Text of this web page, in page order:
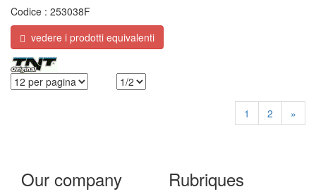
Codice : 253038F
vedere i prodotti equivalenti
1 2 »
Our company Rubriques